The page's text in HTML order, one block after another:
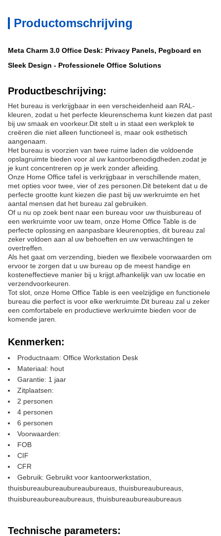
Productomschrijving
Meta Charm 3.0 Office Desk: Privacy Panels, Pegboard en
Sleek Design - Professionele Office Solutions
Productbeschrijving:
Het bureau is verkrijgbaar in een verscheidenheid aan RAL-
kleuren, zodat u het perfecte kleurenschema kunt kiezen dat past
bij uw smaak en voorkeur.Dit stelt u in staat een werkplek te
creëren die niet alleen functioneel is, maar ook esthetisch
aangenaam.
Het bureau is voorzien van twee ruime laden die voldoende
opslagruimte bieden voor al uw kantoorbenodigdheden.zodat je
je kunt concentreren op je werk zonder afleiding.
Onze Home Office tafel is verkrijgbaar in verschillende maten,
met opties voor twee, vier of zes personen.Dit betekent dat u de
perfecte grootte kunt kiezen die past bij uw werkruimte en het
aantal mensen dat het bureau zal gebruiken.
Of u nu op zoek bent naar een bureau voor uw thuisbureau of
een werkruimte voor uw team, onze Home Office Table is de
perfecte oplossing.en aanpasbare kleurenopties, dit bureau zal
zeker voldoen aan al uw behoeften en uw verwachtingen te
overtreffen.
Als het gaat om verzending, bieden we flexibele voorwaarden om
ervoor te zorgen dat u uw bureau op de meest handige en
kosteneffectieve manier bij u krijgt.afhankelijk van uw locatie en
verzendvoorkeuren.
Tot slot, onze Home Office Table is een veelzijdige en functionele
bureau die perfect is voor elke werkruimte.Dit bureau zal u zeker
een comfortabele en productieve werkruimte bieden voor de
komende jaren.
Kenmerken:
Productnaam: Office Workstation Desk
Materiaal: hout
Garantie: 1 jaar
Zitplaatsen:
2 personen
4 personen
6 personen
Voorwaarden:
FOB
CIF
CFR
Gebruik: Gebruikt voor kantoorwerkstation,
thuisbureaubureaubureaubureaus, thuisbureaubureaus,
thuisbureaubureaubureaus, thuisbureaubureaubureaus
Technische parameters: